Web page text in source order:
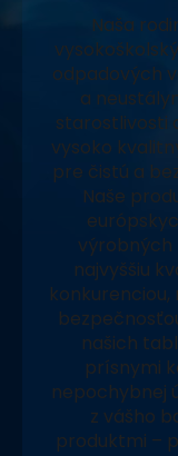
Naša
odpadových
a
starostlivosti
vysoko
pre čistú a
Naše
výrobných
najvyššiu
našich
prísnymi
nepochybnej
z vášho
produktmi –